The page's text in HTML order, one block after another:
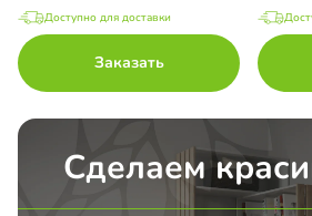
Доступно для доставки
Заказать
Сделаем